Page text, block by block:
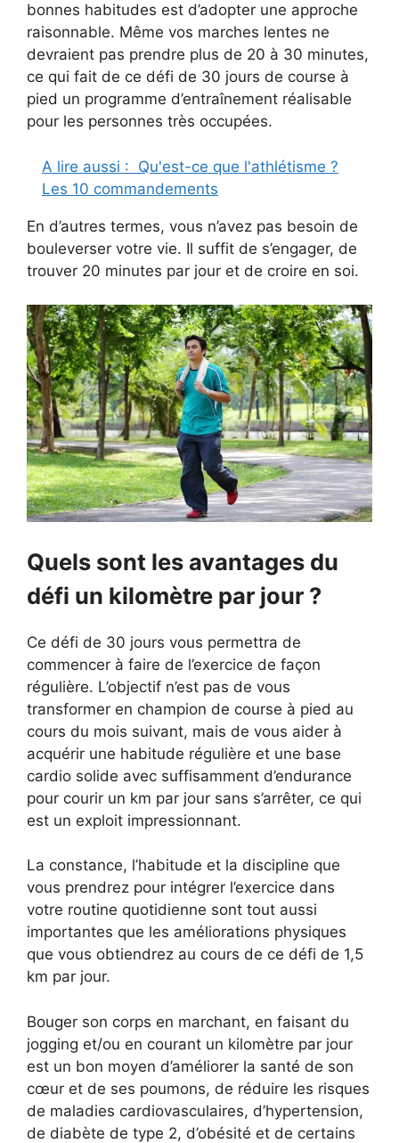
bonnes habitudes est d’adopter une approche
raisonnable. Même vos marches lentes ne
devraient pas prendre plus de 20 à 30 minutes,
ce qui fait de ce défi de 30 jours de course à
pied un programme d’entraînement réalisable
pour les personnes très occupées.
A lire aussi : Qu'est-ce que l'athlétisme ?
Les 10 commandements
En d’autres termes, vous n’avez pas besoin de
bouleverser votre vie. Il suffit de s’engager, de
trouver 20 minutes par jour et de croire en soi.
Quels sont les avantages du
défi un kilomètre par jour ?
Ce défi de 30 jours vous permettra de
commencer à faire de l’exercice de façon
régulière. L’objectif n’est pas de vous
transformer en champion de course à pied au
cours du mois suivant, mais de vous aider à
acquérir une habitude régulière et une base
cardio solide avec suffisamment d’endurance
pour courir un km par jour sans s’arrêter, ce qui
est un exploit impressionnant.
La constance, l’habitude et la discipline que
vous prendrez pour intégrer l’exercice dans
votre routine quotidienne sont tout aussi
importantes que les améliorations physiques
que vous obtiendrez au cours de ce défi de 1,5
km par jour.
Bouger son corps en marchant, en faisant du
jogging et/ou en courant un kilomètre par jour
est un bon moyen d’améliorer la santé de son
cœur et de ses poumons, de réduire les risques
de maladies cardiovasculaires, d’hypertension,
de diabète de type 2, d’obésité et de certains